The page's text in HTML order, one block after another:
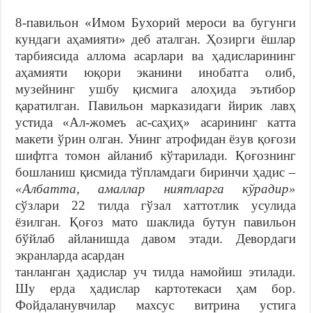
8-павильон «Имом Бухорий мероси ва бугунги
кундаги аҳамияти» деб аталган. Ҳозирги ёшлар
тарбиясида аллома асарлари ва ҳадисларининг
аҳамияти юқори эканини инобатга олиб,
музейнинг ушбу қисмига алоҳида эътибор
қаратилган. Павильон марказидаги йирик лавҳ
устида «Ал-жомеъ ас-саҳиҳ» асарининг катта
макети ўрин олган. Унинг атрофидан ёзув қоғози
шифтга томон айланиб кўтарилади. Қоғознинг
бошланиш қисмида тўпламдаги биринчи ҳадис –
«Албатта, амаллар ниятларга кўрадир»
сўзлари 22 тилда гўзал хаттотлик усулида
ёзилган. Қоғоз мато шаклида бутун павильон
бўйлаб айланишда давом этади. Девордаги
экранларда асардан
танланган ҳадислар уч тилда намойиш этилади.
Шу ерда ҳадислар картотекаси ҳам бор.
Фойдаланувчилар махсус витрина устига